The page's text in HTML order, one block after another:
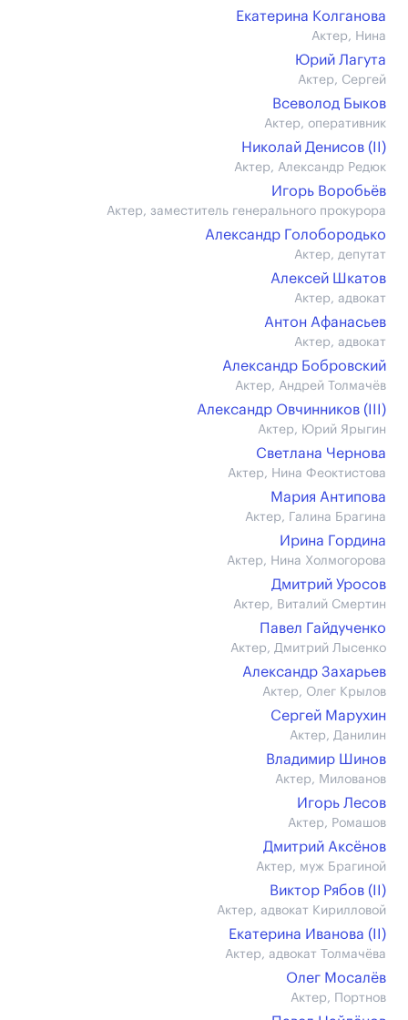
Екатерина Колганова
Актер, Нина
Юрий Лагута
Актер, Сергей
Всеволод Быков
Актер, оперативник
Николай Денисов (II)
Актер, Александр Редюк
Игорь Воробьёв
Актер, заместитель генерального прокурора
Александр Голобородько
Актер, депутат
Алексей Шкатов
Актер, адвокат
Антон Афанасьев
Актер, адвокат
Александр Бобровский
Актер, Андрей Толмачёв
Александр Овчинников (III)
Актер, Юрий Ярыгин
Светлана Чернова
Актер, Нина Феоктистова
Мария Антипова
Актер, Галина Брагина
Ирина Гордина
Актер, Нина Холмогорова
Дмитрий Уросов
Актер, Виталий Смертин
Павел Гайдученко
Актер, Дмитрий Лысенко
Александр Захарьев
Актер, Олег Крылов
Сергей Марухин
Актер, Данилин
Владимир Шинов
Актер, Милованов
Игорь Лесов
Актер, Ромашов
Дмитрий Аксёнов
Актер, муж Брагиной
Виктор Рябов (II)
Актер, адвокат Кирилловой
Екатерина Иванова (II)
Актер, адвокат Толмачёва
Олег Мосалёв
Актер, Портнов